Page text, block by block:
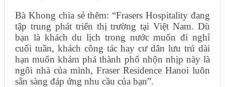
Bà Khong chia sẻ thêm: “Frasers Hospitality đang
tập trung phát triển thị trường tại Việt Nam. Dù
bạn là khách du lịch trong nước muốn đi nghỉ
cuối tuần, khách công tác hay cư dân lưu trú dài
hạn muốn khám phá thành phố nhộn nhịp này là
ngôi nhà của mình, Fraser Residence Hanoi luôn
sẵn sàng đáp ứng nhu cầu của bạn”.